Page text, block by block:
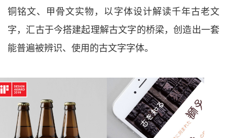
铜铭文、甲骨文实物，以字体设计解读千年古老文
字，汇古于今搭建起理解古文字的桥梁，创造出一套
能普遍被辨识、使用的古文字字体。